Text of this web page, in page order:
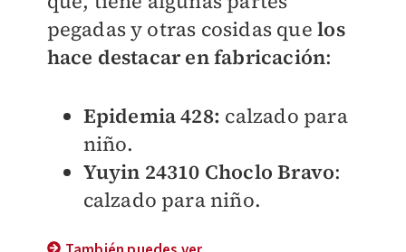
pegadas y otras cosidas quelos
hace destacar en fabricación:
Epidemia 428: calzado para
niño.
Yuyin 24310 Choclo Bravo:
calzado para niño.